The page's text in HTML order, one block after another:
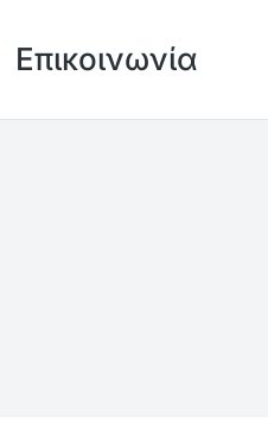
Επικοινωνία